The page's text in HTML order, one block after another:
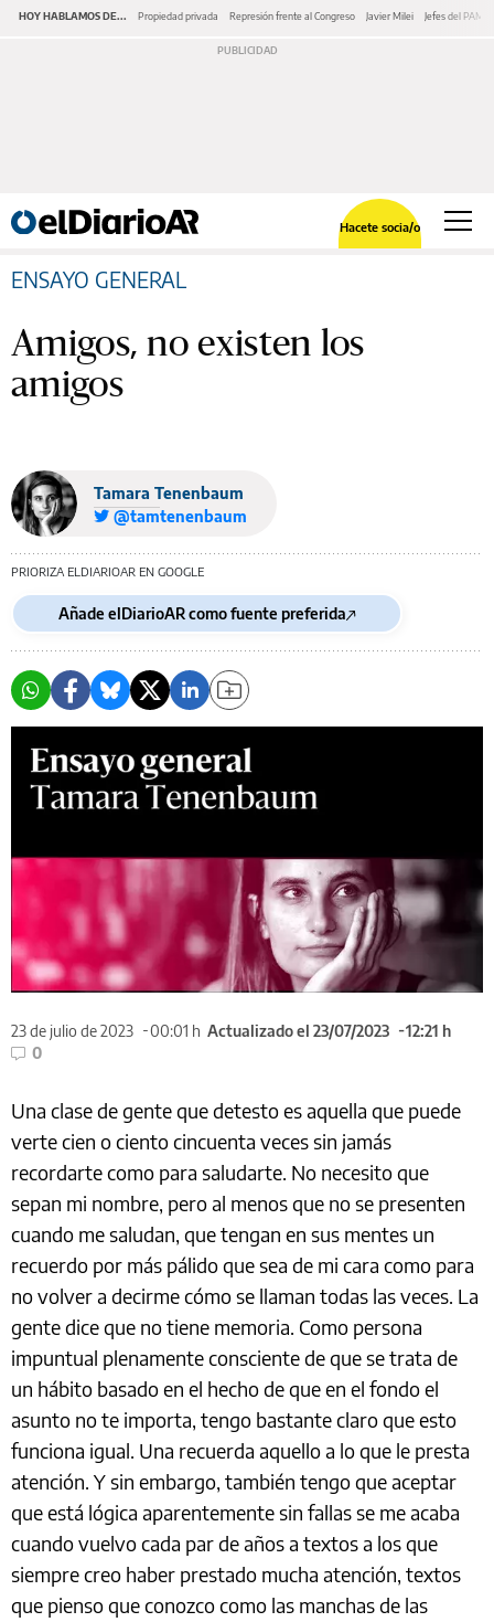
HOY HABLAMOS DE... Propiedad privada Represión frente al Congreso Javier Milei Jefes del PAMI
Hacete socia/o
ENSAYO GENERAL
Amigos, no existen los
amigos
Tamara Tenenbaum
@tamtenenbaum
PRIORIZA ELDIARIOAR EN GOOGLE
Añade elDiarioAR como fuente preferida
23 de julio de 2023 00:01 h Actualizado el 23/07/2023
12:21 h
0
Una clase de gente que detesto es aquella que puede
verte cien o ciento cincuenta veces sin jamás
recordarte como para saludarte. No necesito que
sepan mi nombre, pero al menos que no se presenten
cuando me saludan, que tengan en sus mentes un
recuerdo por más pálido que sea de mi cara como para
no volver a decirme cómo se llaman todas las veces. La
gente dice que no tiene memoria. Como persona
impuntual plenamente consciente de que se trata de
un hábito basado en el hecho de que en el fondo el
asunto no te importa, tengo bastante claro que esto
funciona igual. Una recuerda aquello a lo que le presta
atención. Y sin embargo, también tengo que aceptar
que está lógica aparentemente sin fallas se me acaba
cuando vuelvo cada par de años a textos a los que
siempre creo haber prestado mucha atención, textos
que pienso que conozco como las manchas de las